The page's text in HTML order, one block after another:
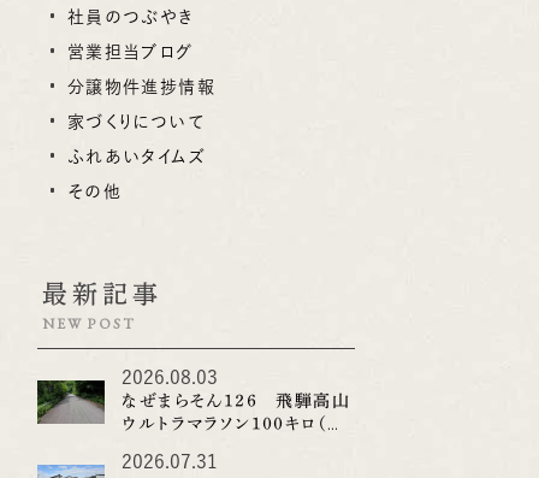
社員のつぶやき
営業担当ブログ
分譲物件進捗情報
家づくりについて
ふれあいタイムズ
その他
最新記事
NEW POST
2026.08.03
なぜまらそん１２６ 飛騨高山
ウルトラマラソン１００キロ（そ
2026.07.31